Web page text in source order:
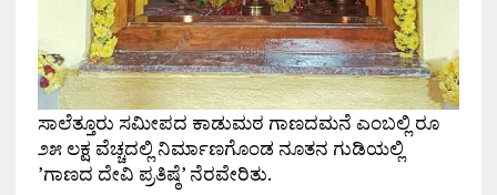
ಸಾಲೆತ್ತೂರು ಸಮೀಪದ ಕಾಡುಮಠ ಗಾಣದಮನೆ ಎಂಬಲ್ಲಿ ರೂ
೨೫ ಲಕ್ಷ ವೆಚ್ಚದಲ್ಲಿ ನಿರ್ಮಾಣಗೊಂಡ ನೂತನ ಗುಡಿಯಲ್ಲಿ
’ಗಾಣದ ದೇವಿ ಪ್ರತಿಷ್ಠೆ’ ನೆರವೇರಿತು.